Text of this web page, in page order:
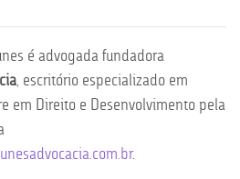
é advogada fundadora
, escritório especializado em
em Direito e Desenvolvimento pela
.